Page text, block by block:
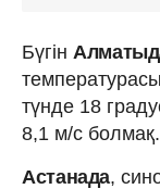
Бүгін
температурасы
түнде 18
8,1 м/с болмақ.
Астанада,